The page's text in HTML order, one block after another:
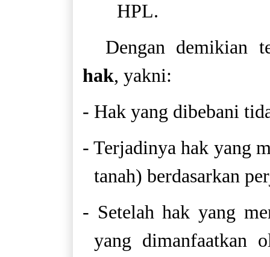
HPL.
Dengan demikian
hak, yakni:
- Hak yang dibebani
- Terjadinya hak yang
tanah) berdasarkan
- Setelah hak yang
yang dimanfaatkan